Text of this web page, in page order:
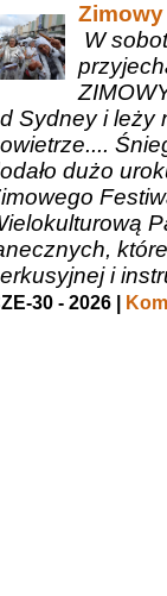
W
Sydney i leży
dużo
i
30 - 2026 |